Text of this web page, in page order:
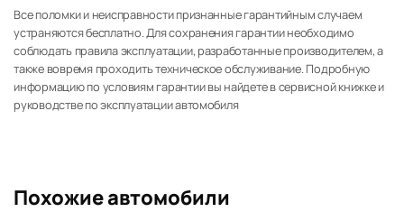
Все поломки и неисправности признанные гарантийным случаем
устраняются бесплатно. Для сохранения гарантии необходимо
соблюдать правила эксплуатации, разработанные производителем, а
также вовремя проходить техническое обслуживание. Подробную
информацию по условиям гарантии вы найдете в сервисной книжке и
руководстве по эксплуатации автомобиля
Похожие автомобили